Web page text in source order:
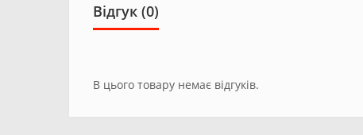
Відгук (0)
В цього товару немає відгуків.